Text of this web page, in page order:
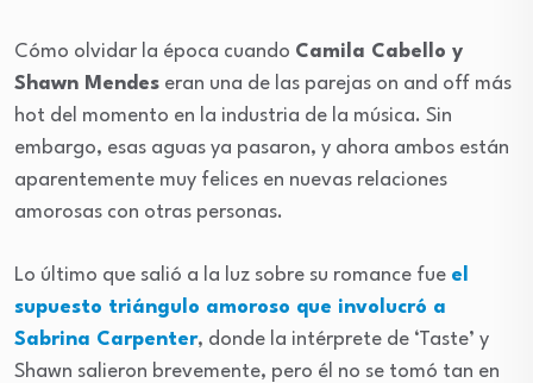
Cómo olvidar la época cuando Camila Cabello y
Shawn Mendes eran una de las parejas on and off más
hot del momento en la industria de la música. Sin
embargo, esas aguas ya pasaron, y ahora ambos están
aparentemente muy felices en nuevas relaciones
amorosas con otras personas.
Lo último que salió a la luz sobre su romance fue el
supuesto triángulo amoroso que involucró a
Sabrina Carpenter, donde la intérprete de ‘Taste’ y
Shawn salieron brevemente, pero él no se tomó tan en